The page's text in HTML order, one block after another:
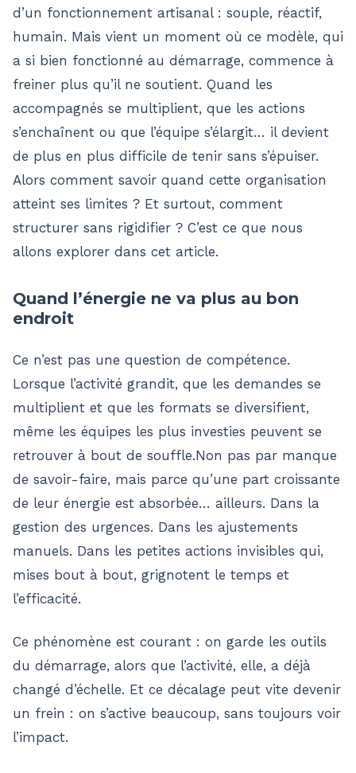
d’un fonctionnement artisanal : souple, réactif,
humain. Mais vient un moment où ce modèle, qui
a si bien fonctionné au démarrage, commence à
freiner plus qu’il ne soutient. Quand les
accompagnés se multiplient, que les actions
s’enchaînent ou que l’équipe s’élargit… il devient
de plus en plus difficile de tenir sans s’épuiser.
Alors comment savoir quand cette organisation
atteint ses limites ? Et surtout, comment
structurer sans rigidifier ? C’est ce que nous
allons explorer dans cet article.
Quand l’énergie ne va plus au bon
endroit
Ce n’est pas une question de compétence.
Lorsque l’activité grandit, que les demandes se
multiplient et que les formats se diversifient,
même les équipes les plus investies peuvent se
retrouver à bout de souffle.Non pas par manque
de savoir-faire, mais parce qu’une part croissante
de leur énergie est absorbée… ailleurs. Dans la
gestion des urgences. Dans les ajustements
manuels. Dans les petites actions invisibles qui,
mises bout à bout, grignotent le temps et
l’efficacité.
Ce phénomène est courant : on garde les outils
du démarrage, alors que l’activité, elle, a déjà
changé d’échelle. Et ce décalage peut vite devenir
un frein : on s’active beaucoup, sans toujours voir
l’impact.